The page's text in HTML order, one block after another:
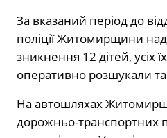
За вказаний період до
поліції Житомирщини
зникнення 12 дітей, усіх
оперативно розшукали
На автошляхах
дорожньо-транспортних